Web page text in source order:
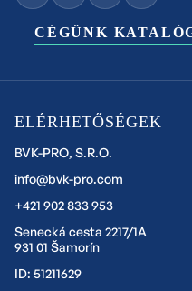
CÉGÜNK
ELÉRHETŐSÉGEK
BVK-PRO, S.R.O.
info@bvk-pro.com
+421 902 833 953
Senecká cesta 2217/1A
931 01 Šamorín
ID: 51211629